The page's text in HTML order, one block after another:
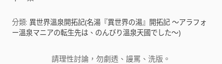
分類: 異世界溫泉開拓記(名湯『異世界の湯』開拓記 ～アラフォ
ー溫泉マニアの転生先は、のんびり溫泉天國でした～)
請理性討論，勿劇透、謾罵、洗版。